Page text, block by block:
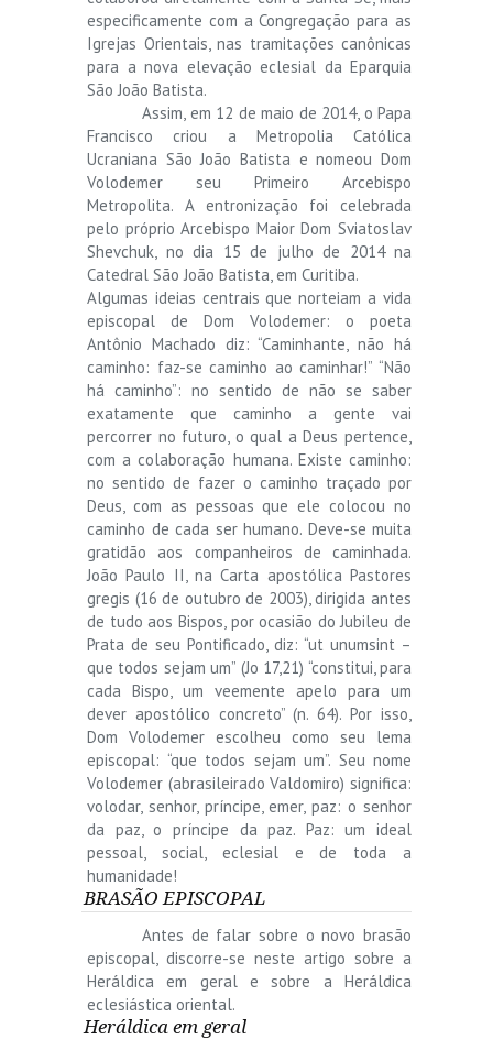
especificamente com a Congregação para as
Igrejas Orientais, nas tramitações canônicas
para a nova elevação eclesial da Eparquia
São João Batista.
Assim, em 12 de maio de 2014, o Papa
Francisco criou a Metropolia Católica
Ucraniana São João Batista e nomeou Dom
Volodemer seu Primeiro Arcebispo
Metropolita. A entronização foi celebrada
pelo próprio Arcebispo Maior Dom Sviatoslav
Shevchuk, no dia 15 de julho de 2014 na
Catedral São João Batista, em Curitiba.
Algumas ideias centrais que norteiam a vida
episcopal de Dom Volodemer: o poeta
Antônio Machado diz: “Caminhante, não há
caminho: faz-se caminho ao caminhar!” “Não
há caminho”: no sentido de não se saber
exatamente que caminho a gente vai
percorrer no futuro, o qual a Deus pertence,
com a colaboração humana. Existe caminho:
no sentido de fazer o caminho traçado por
Deus, com as pessoas que ele colocou no
caminho de cada ser humano. Deve-se muita
gratidão aos companheiros de caminhada.
João Paulo II, na Carta apostólica Pastores
gregis (16 de outubro de 2003), dirigida antes
de tudo aos Bispos, por ocasião do Jubileu de
Prata de seu Pontificado, diz: “ut unumsint –
que todos sejam um” (Jo 17,21) “constitui, para
cada Bispo, um veemente apelo para um
dever apostólico concreto” (n. 64). Por isso,
Dom Volodemer escolheu como seu lema
episcopal: “que todos sejam um”. Seu nome
Volodemer (abrasileirado Valdomiro) significa:
volodar, senhor, príncipe, emer, paz: o senhor
da paz, o príncipe da paz. Paz: um ideal
pessoal, social, eclesial e de toda a
humanidade!
BRASÃO EPISCOPAL
Antes de falar sobre o novo brasão
episcopal, discorre-se neste artigo sobre a
Heráldica em geral e sobre a Heráldica
eclesiástica oriental.
Heráldica em geral